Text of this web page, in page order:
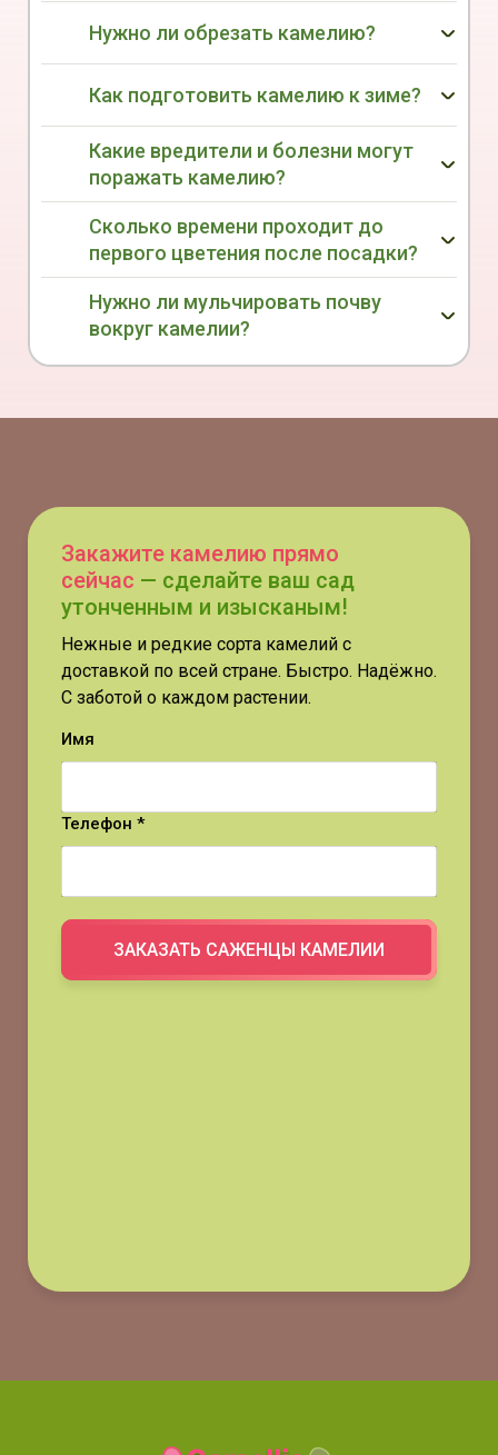
Нужно ли обрезать камелию?
Как подготовить камелию к зиме?
Какие вредители и болезни могут
поражать камелию?
Сколько времени проходит до
первого цветения после посадки?
Нужно ли мульчировать почву
вокруг камелии?
Закажите камелию прямо
сейчас — сделайте ваш сад
утонченным и изысканым!
Нежные и редкие сорта камелий с
доставкой по всей стране. Быстро. Надёжно.
С заботой о каждом растении.
Имя
Телефон *
ЗАКАЗАТЬ САЖЕНЦЫ КАМЕЛИИ